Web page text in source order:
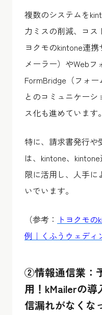
複数のシステムを
力ミスの削減、コス
ヨクモのkintone連
メーラー）やWebフ
FormBridge（フォ
とのコミュニケー
ス化も進めています。
特に、請求書発行や
は、kintone、
限に活用し、人手
いでいます。
（参考： トヨクモ
例｜くふうウェディ
②情報通信業：
用！kMailerの
信漏れがなくな